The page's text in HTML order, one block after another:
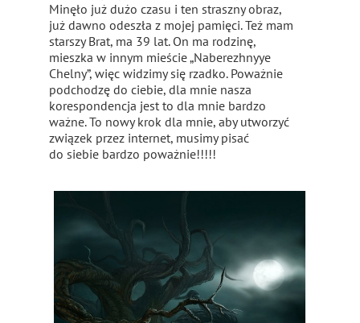
Minęło już dużo czasu i ten straszny obraz,
już dawno odeszła z mojej pamięci. Też mam
starszy Brat, ma 39 lat. On ma rodzinę,
mieszka w innym mieście „Naberezhnyye
Chelny”, więc widzimy się rzadko. Poważnie
podchodzę do ciebie, dla mnie nasza
korespondencja jest to dla mnie bardzo
ważne. To nowy krok dla mnie, aby utworzyć
związek przez internet, musimy pisać
do siebie bardzo poważnie!!!!!